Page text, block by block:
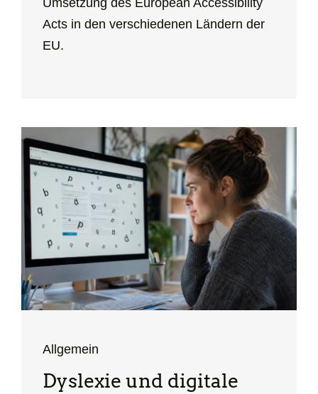
Umsetzung des European Accessibility
Acts in den verschiedenen Ländern der
EU.
Allgemein
Dyslexie und digitale